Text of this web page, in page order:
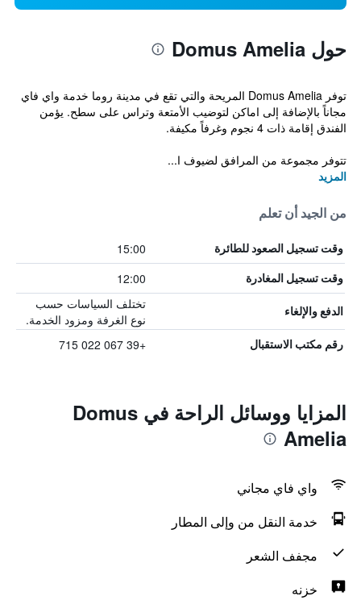
حول Domus Amelia
توفر Domus Amelia المريحة والتي تقع في مدينة روما خدمة واي فاي
مجاناً بالإضافة إلى اماكن لتوضيب الأمتعة وتراس على سطح. يؤمن
الفندق إقامة ذات 4 نجوم وغرفاً مكيفة.
تتوفر مجموعة من المرافق لضيوف ا...
المزيد
من الجيد أن تعلم
وقت تسجيل الصعود للطائرة 15:00
وقت تسجيل المغادرة 12:00
الدفع والإلغاء
تختلف السياسات حسب
نوع الغرفة ومزود الخدمة.
رقم مكتب الاستقبال +39 067 022 715
المزايا ووسائل الراحة في Domus
Amelia
واي فاي مجاني
خدمة النقل من وإلى المطار
مجفف الشعر
خزنه